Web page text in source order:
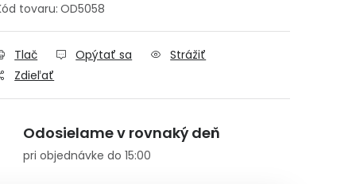
tovaru: OD5058
Tlač Opýtať sa
Strážiť
Zdieľať
Odosielame v rovnaký deň
pri objednávke do 15:00